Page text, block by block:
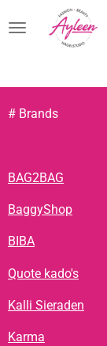
direct
# Brands
BAG2BAG
BaggyShop
BIBA
Quote kado's
Kalli Sieraden
Karma